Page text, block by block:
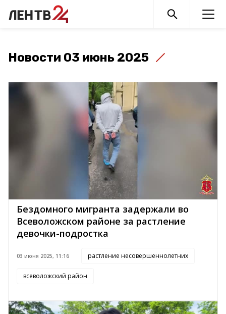
Новости 03 июнь 2025
Бездомного мигранта задержали во
Всеволожском районе за растление
девочки-подростка
03 июня 2025, 11:16 растление несовершеннолетних
всеволожский район